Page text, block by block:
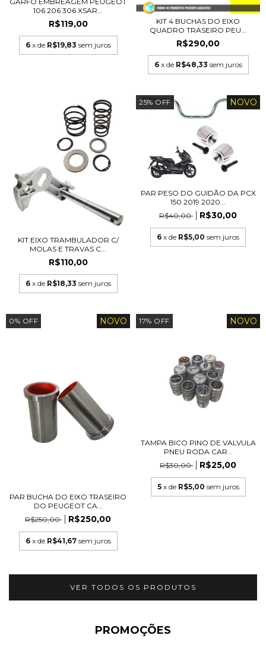
106 206 306 XSAR...
R$119,00
6 x de R$19,83 sem juros
KIT 4 BUCHAS DO EIXO
QUADRO TRASEIRO PEU...
R$290,00
6 x de R$48,33 sem juros
KIT EIXO TRAMBULADOR C/
MOLAS E TRAVAS C...
R$110,00
6 x de R$18,33 sem juros
25% OFF NOVO
PAR PESO DO GUIDÃO DA PCX
150 2019 2020...
R$40,00
R$30,00
6 x de R$5,00 sem juros
0% OFF NOVO
PAR BUCHA DO EIXO TRASEIRO
DO PEUGEOT CA...
R$250,00
R$250,00
6 x de R$41,67 sem juros
17% OFF NOVO
TAMPA BICO PINO DE VALVULA
PNEU RODA CAR...
R$30,00
R$25,00
5 x de R$5,00 sem juros
VER TODOS OS PRODUTOS
PROMOÇÕES